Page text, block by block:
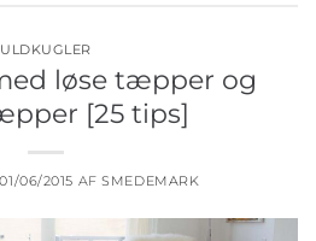
ULDKUGLER
løse tæpper og
[25 tips]
01/06/2015 AFSMEDEMARK